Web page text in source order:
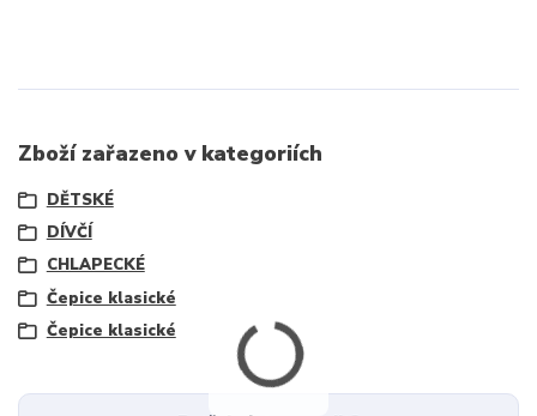
Zboží zařazeno v kategoriích
DĚTSKÉ
DÍVČÍ
CHLAPECKÉ
Čepice klasické
Čepice klasické